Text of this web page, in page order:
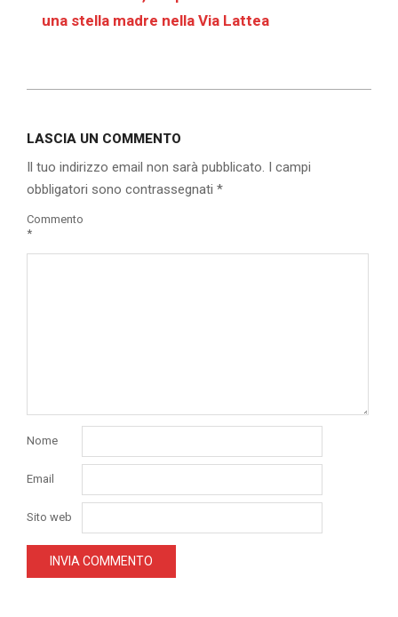
una stella madre nella Via Lattea
16
LASCIA UN COMMENTO
Il tuo indirizzo email non sarà pubblicato. I campi
obbligatori sono contrassegnati *
Commento
*
Nome
Email
Sito web